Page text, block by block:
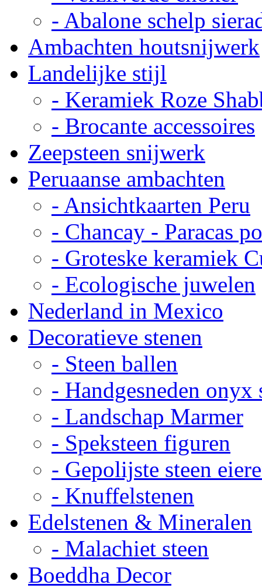
- Abalone schelp
Ambachten houtsnijwerk
Landelijke stijl
- Keramiek Roze
- Brocante accessoires
Zeepsteen snijwerk
Peruaanse ambachten
- Ansichtkaarten Peru
- Chancay - Paracas
- Groteske keramiek
- Ecologische juwelen
Nederland in Mexico
Decoratieve stenen
- Steen ballen
- Handgesneden onyx
- Landschap Marmer
- Speksteen figuren
- Gepolijste steen
- Knuffelstenen
Edelstenen & Mineralen
- Malachiet steen
Boeddha Decor